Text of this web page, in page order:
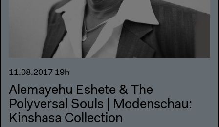
11.08.2017 19h
Alemayehu Eshete & The
Polyversal Souls | Modenschau:
Kinshasa Collection